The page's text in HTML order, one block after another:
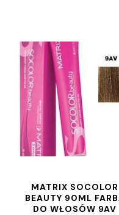
MATRIX SOCOLOR
BEAUTY 90ML
DO WŁOSÓW 9AV